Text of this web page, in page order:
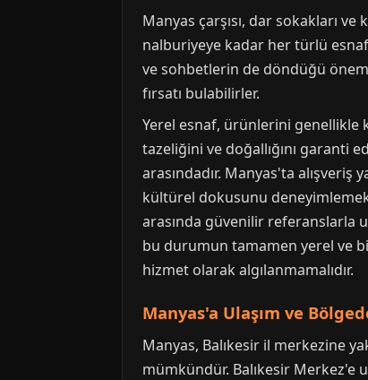
Manyas çarşısı, dar sokakları
nalburiyeye kadar her türlü
ve sohbetlerin de döndüğü
fırsatı bulabilirler.
Yerel esnaf, ürünlerini genellikle
tazeliğini ve doğallığını garanti
arasındadır. Manyas'ta
kültürel dokusunu
arasında güvenilir referanslarla
bu durumun tamamen yerel ve
hizmet olarak algılanmamalıdır.
Manyas'a Ulaşım ve
Manyas, Balıkesir il merkezine
mümkündür. Balıkesir Merkez'e